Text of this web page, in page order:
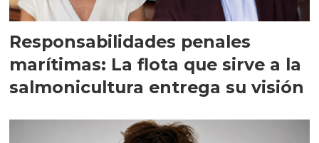
Responsabilidades penales
marítimas: La flota que sirve a la
salmonicultura entrega su visión